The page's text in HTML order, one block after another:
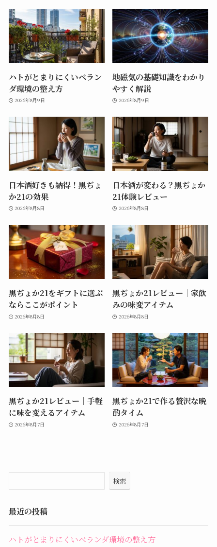
ハトがとまりにくいベラン
ダ環境の整え方
2026年8月9日
地磁気の基礎知識をわかり
やすく解説
2026年8月9日
日本酒好きも納得！黒ぢょ
か21の効果
2026年8月8日
日本酒が変わる？黒ぢょか
21体験レビュー
2026年8月8日
黒ぢょか21をギフトに選ぶ
ならここがポイント
2026年8月8日
黒ぢょか21レビュー｜家飲
みの味変アイテム
2026年8月8日
黒ぢょか21レビュー｜手軽
に味を変えるアイテム
2026年8月7日
黒ぢょか21で作る贅沢な晩
酌タイム
2026年8月7日
検索
最近の投稿
ハトがとまりにくいベランダ環境の整え方